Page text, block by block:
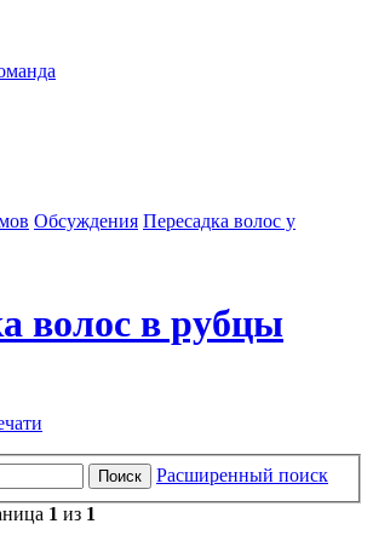
Обсуждения Пересадка волос у
волос в рубцы
Поиск
Расширенный поиск
1 из 1